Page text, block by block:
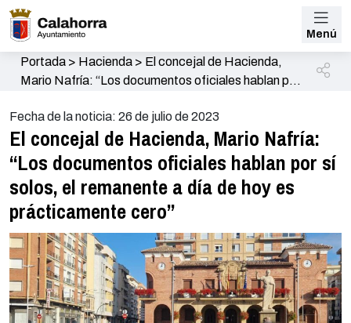
Menú
Portada> Hacienda> El concejal de Hacienda,
Mario Nafría: “Los documentos oficiales hablan por
prácticamente cero”
Fecha de la noticia: 26 de julio de 2023
El concejal de Hacienda, Mario Nafría:
“Los documentos oficiales hablan por sí
solos, el remanente a día de hoy es
prácticamente cero”